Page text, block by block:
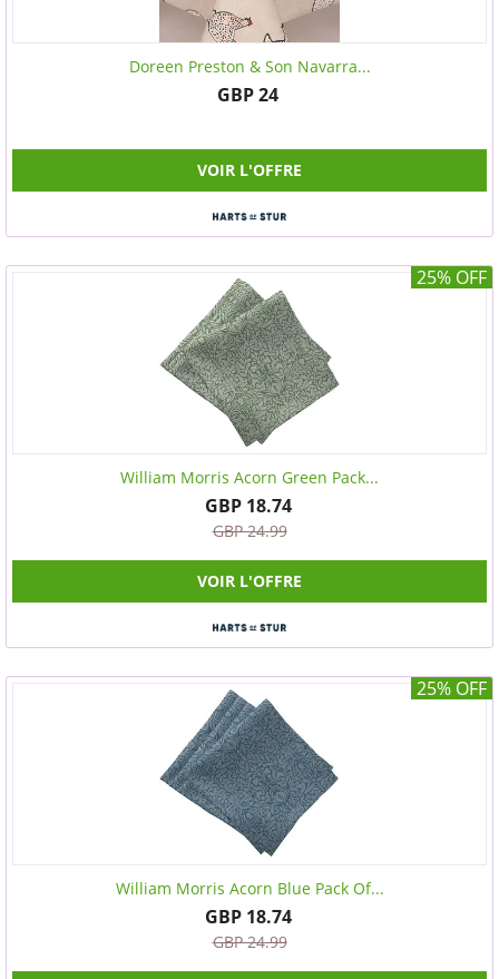
Doreen Preston & Son Navarra...
GBP 24
VOIR L'OFFRE
25% OFF
William Morris Acorn Green Pack...
GBP 18.74
GBP 24.99
VOIR L'OFFRE
25% OFF
William Morris Acorn Blue Pack Of...
GBP 18.74
GBP 24.99